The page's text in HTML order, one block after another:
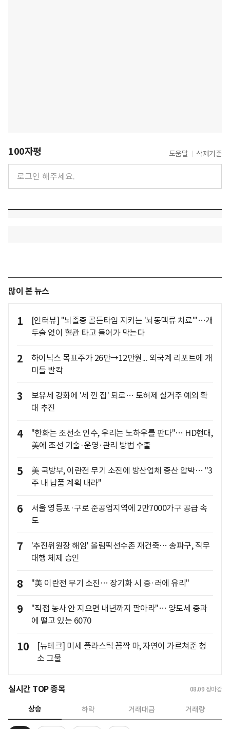
100자평 도움말 삭제기준
많이 본 뉴스
1
[인터뷰] "뇌졸중 골든타임 지키는 '뇌동맥류 치료'"…개
두술 없이 혈관 타고 들어가 막는다
2
하이닉스 목표주가 26만→12만원... 외국계 리포트에 개
미들 발칵
3
보유세 강화에 '세 낀 집' 퇴로… 토허제 실거주 예외 확
대 추진
4
"한화는 조선소 인수, 우리는 노하우를 판다"… HD현대,
美에 조선 기술·운영·관리 방법 수출
5
美 국방부, 이란전 무기 소진에 방산업체 증산 압박… "3
주 내 납품 계획 내라"
6
서울 영등포·구로 준공업지역에 2만7000가구 공급 속
도
7
'추진위원장 해임' 올림픽선수촌 재건축… 송파구, 직무
대행 체제 승인
8 "美 이란전 무기 소진… 장기화 시 중·러에 유리"
9
"직접 농사 안 지으면 내년까지 팔아라"… 양도세 중과
에 떨고 있는 6070
10
[뉴테크] 미세 플라스틱 꼼짝 마, 자연이 가르쳐준 청
소 그물
실시간 TOP 종목 08.09 장마감
상승 하락 거래대금 거래량